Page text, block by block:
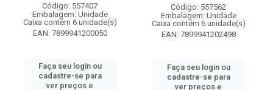
Código: 557407
Embalagem: Unidade
Caixa contém 6 unidade(s)
EAN: 7899941200050
Faça seu login ou
cadastre-se para
ver preços e
Código: 557562
Embalagem: Unidade
Caixa contém 6 unidade(s)
EAN: 7899941202498
Faça seu login ou
cadastre-se para
ver preços e